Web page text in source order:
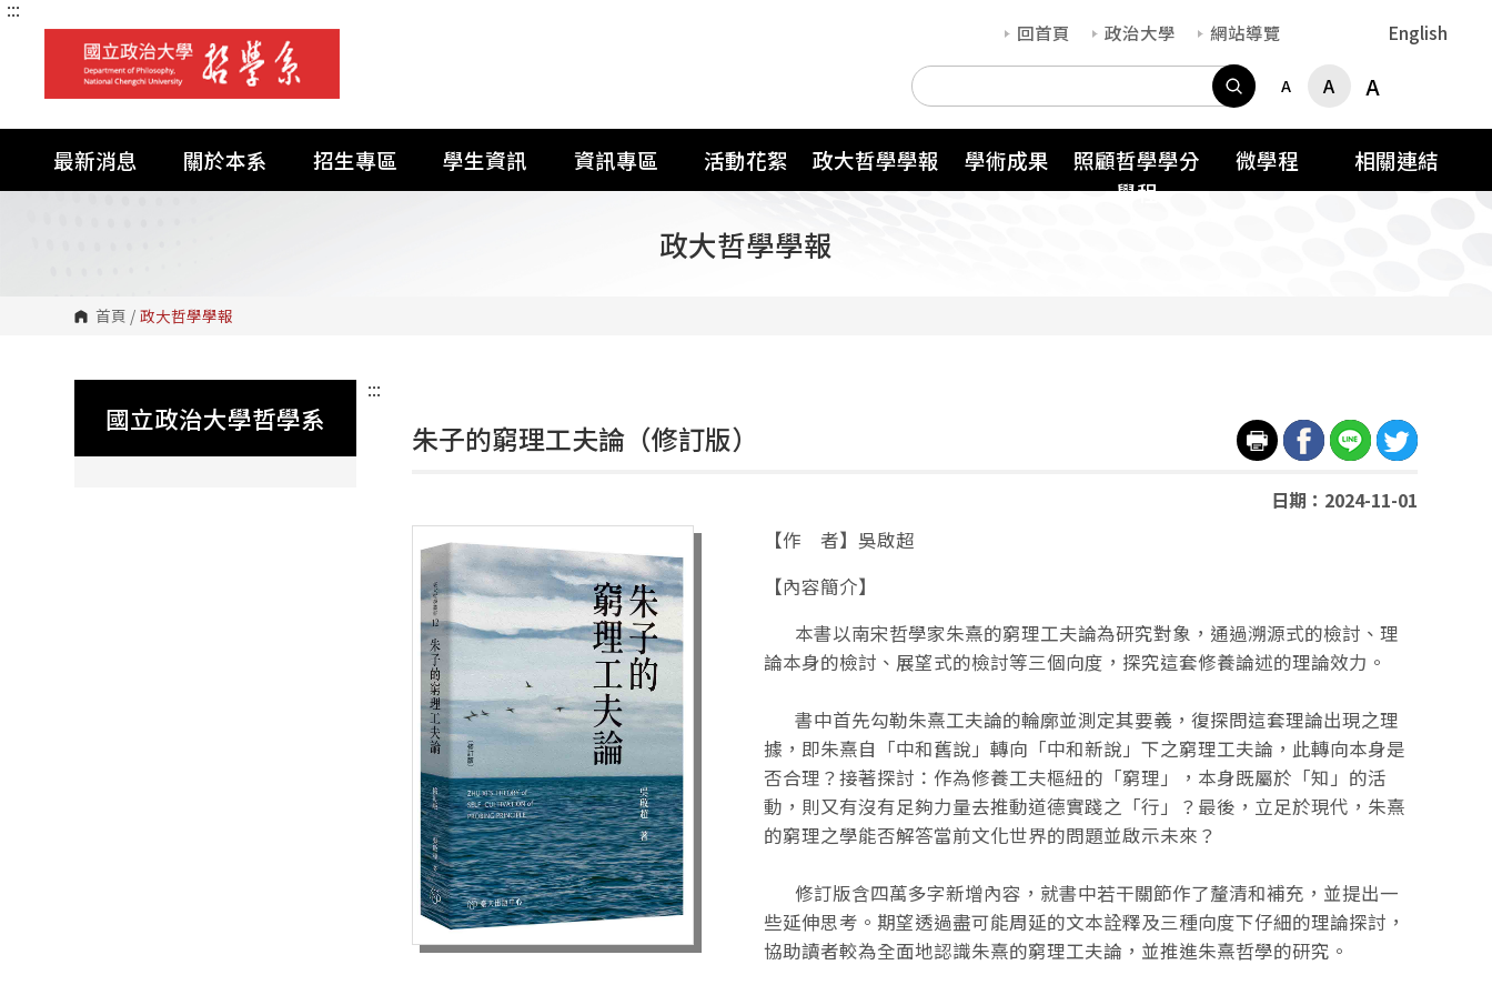
跳
塊
:::
回首頁 政治大學 網站導覽 English
搜尋A A A
最新消息 關於本系 招生專區 學生資訊 資訊專區 活動花絮 政大哲學學報 學術成果
照顧哲學學分
學程
微學程 相關連結
政大哲學學報
首頁 / 政大哲學學報
國立政治大學哲學系
:::
朱子的窮理工夫論（修訂版）
日期：2024-11-01
【作 者】吳啟超
【內容簡介】
本書以南宋哲學家朱熹的窮理工夫論為研究對象，通過溯源式的檢討、理
論本身的檢討、展望式的檢討等三個向度，探究這套修養論述的理論效力。
書中首先勾勒朱熹工夫論的輪廓並測定其要義，復探問這套理論出現之理
據，即朱熹自「中和舊說」轉向「中和新說」下之窮理工夫論，此轉向本身是
否合理？接著探討：作為修養工夫樞紐的「窮理」，本身既屬於「知」的活
動，則又有沒有足夠力量去推動道德實踐之「行」？最後，立足於現代，朱熹
的窮理之學能否解答當前文化世界的問題並啟示未來？
修訂版含四萬多字新增內容，就書中若干關節作了釐清和補充，並提出一
些延伸思考。期望透過盡可能周延的文本詮釋及三種向度下仔細的理論探討，
協助讀者較為全面地認識朱熹的窮理工夫論，並推進朱熹哲學的研究。